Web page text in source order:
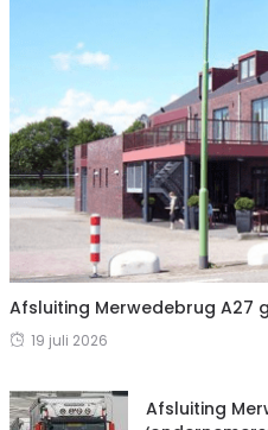
Afsluiting Merwedebrug A27
19 juli 2026
Afsluiting